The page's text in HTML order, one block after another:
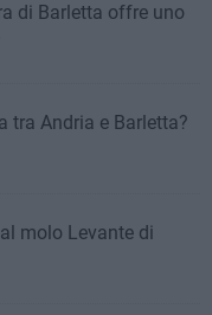
di Barletta offre uno
tra Andria e Barletta?
molo Levante di